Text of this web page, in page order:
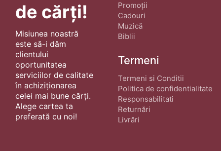
de cărți!
Misiunea noastră
este să-i dăm
clientului
oportunitatea
serviciilor de calitate
în achiziționarea
celei mai bune cărți.
Alege cartea ta
preferată cu noi!
Promoții
Cadouri
Muzică
Biblii
Termeni
Termeni si Conditii
Politica de confidentialitate
Responsabilitati
Returnări
Livrări